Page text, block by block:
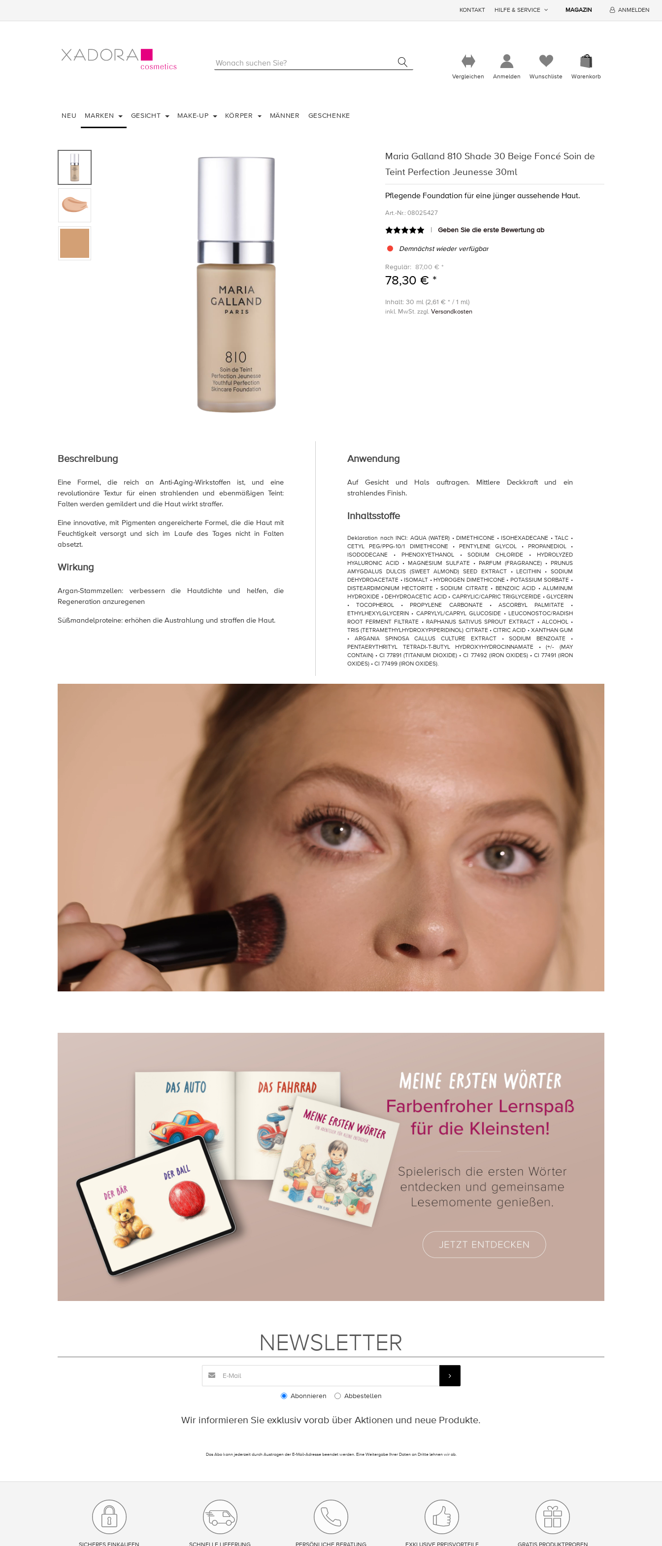
KONTAKT HILFE & SERVICE MAGAZIN ANMELDEN
Vergleichen Anmelden Wunschliste Warenkorb
NEU MARKEN GESICHT MAKE-UP KÖRPER MÄNNER GESCHENKE
Maria Galland 810 Shade 30 Beige Foncé Soin de
Teint Perfection Jeunesse 30ml
Pflegende Foundation für eine jünger aussehende Haut.
Art.-Nr.: 08025427
Geben Sie die erste Bewertung ab
Demnächst wieder verfügbar
Regulär: 87,00 € *
78,30 € *
Inhalt: 30 ml (2,61 € * / 1 ml)
inkl. MwSt. zzgl. Versandkosten
Beschreibung
Eine Formel, die reich an Anti-Aging-Wirkstoffen ist, und eine
revolutionäre Textur für einen strahlenden und ebenmäßigen Teint:
Falten werden gemildert und die Haut wirkt straffer.
Eine innovative, mit Pigmenten angereicherte Formel, die die Haut mit
Feuchtigkeit versorgt und sich im Laufe des Tages nicht in Falten
absetzt.
Wirkung
Argan-Stammzellen: verbessern die Hautdichte und helfen, die
Regeneration anzuregenen
Süßmandelproteine: erhöhen die Austrahlung und straffen die Haut.
Anwendung
Auf Gesicht und Hals auftragen. Mittlere Deckkraft und ein
strahlendes Finish.
Inhaltsstoffe
Deklaration nach INCI: AQUA (WATER) • DIMETHICONE • ISOHEXADECANE • TALC •
CETYL PEG/PPG-10/1 DIMETHICONE • PENTYLENE GLYCOL • PROPANEDIOL •
ISODODECANE • PHENOXYETHANOL • SODIUM CHLORIDE • HYDROLYZED
HYALURONIC ACID • MAGNESIUM SULFATE • PARFUM (FRAGRANCE) • PRUNUS
AMYGDALUS DULCIS (SWEET ALMOND) SEED EXTRACT • LECITHIN • SODIUM
DEHYDROACETATE • ISOMALT • HYDROGEN DIMETHICONE • POTASSIUM SORBATE •
DISTEARDIMONIUM HECTORITE • SODIUM CITRATE • BENZOIC ACID • ALUMINUM
HYDROXIDE • DEHYDROACETIC ACID • CAPRYLIC/CAPRIC TRIGLYCERIDE • GLYCERIN
• TOCOPHEROL • PROPYLENE CARBONATE • ASCORBYL PALMITATE •
ETHYLHEXYLGLYCERIN • CAPRYLYL/CAPRYL GLUCOSIDE • LEUCONOSTOC/RADISH
ROOT FERMENT FILTRATE • RAPHANUS SATIVUS SPROUT EXTRACT • ALCOHOL •
TRIS (TETRAMETHYLHYDROXYPIPERIDINOL) CITRATE • CITRIC ACID • XANTHAN GUM
• ARGANIA SPINOSA CALLUS CULTURE EXTRACT • SODIUM BENZOATE •
PENTAERYTHRITYL TETRADI-T-BUTYL HYDROXYHYDROCINNAMATE • (+/- (MAY
CONTAIN) • CI 77891 (TITANIUM DIOXIDE) • CI 77492 (IRON OXIDES) • CI 77491 (IRON
OXIDES) • CI 77499 (IRON OXIDES).
NEWSLETTER
Abonnieren Abbestellen
Wir informieren Sie exklusiv vorab über Aktionen und neue Produkte.
Das Abo kann jederzeit durch Austragen der E-Mail-Adresse beendet werden. Eine Weitergabe Ihrer Daten an Dritte lehnen wir ab.